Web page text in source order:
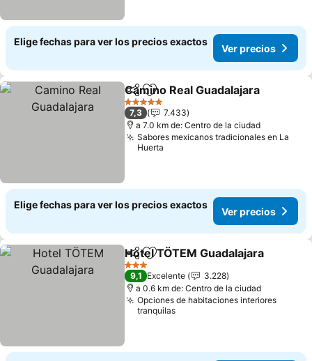
Elige fechas para ver los precios exactos
Ver precios
CompartirAgregar a favoritos
Camino Real Guadalajara
5 Estrellas
7,3
7.433
a 7.0 km de: Centro de la ciudad
Sabores mexicanos tradicionales en La
Huerta
Elige fechas para ver los precios exactos
Ver precios
CompartirAgregar a favoritos
Hotel TÖTEM Guadalajara
3 Estrellas
9,1 Excelente
3.228
a 0.6 km de: Centro de la ciudad
Opciones de habitaciones interiores
tranquilas